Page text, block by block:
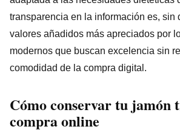
transparencia en la información es, sin
valores añadidos más apreciados por
modernos que buscan excelencia sin
comodidad de la compra digital.
Cómo conservar tu jamón
compra online